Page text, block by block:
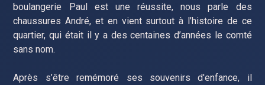
boulangerie Paul est une réussite, nous parle des
chaussures André, et en vient surtout à l’histoire de ce
quartier, qui était il y a des centaines d’années le comté
sans nom.
Après s’être remémoré ses souvenirs d'enfance, il